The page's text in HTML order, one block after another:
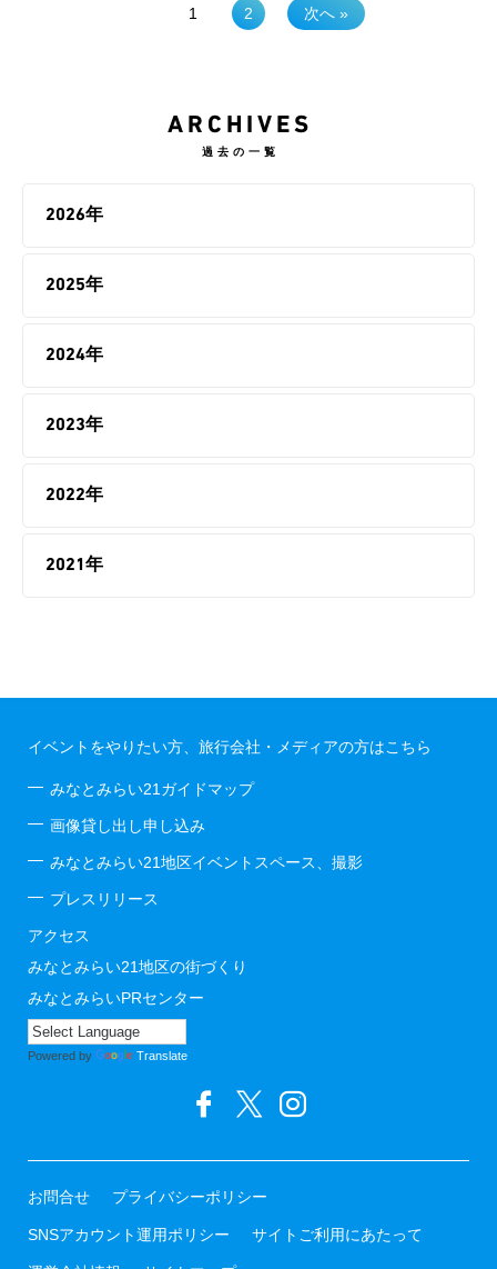
1 2 次へ »
ARCHIVES
過去の一覧
2026年
2025年
2024年
2023年
2022年
2021年
イベントをやりたい方、旅行会社・メディアの方はこちら
みなとみらい21ガイドマップ
画像貸し出し申し込み
みなとみらい21地区イベントスペース、撮影
プレスリリース
アクセス
みなとみらい21地区の街づくり
みなとみらいPRセンター
Powered by Translate
お問合せ プライバシーポリシー
SNSアカウント運用ポリシー サイトご利用にあたって